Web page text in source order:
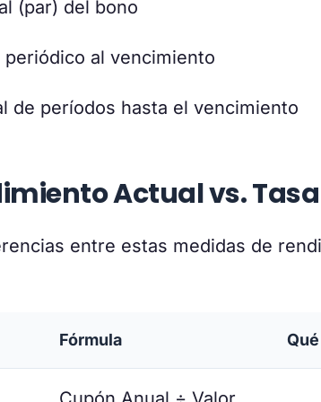
(par) del bono
periódico al vencimiento
de períodos hasta el vencimiento
Actual vs.
entre estas medidas de
Fórmula